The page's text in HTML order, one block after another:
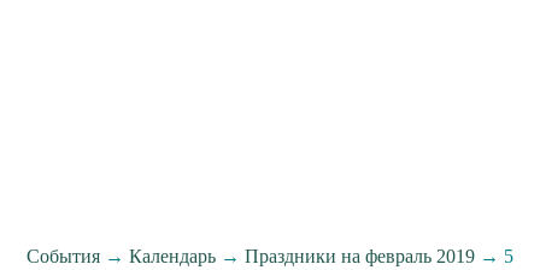
События → Календарь → Праздники на февраль 2019 → 5